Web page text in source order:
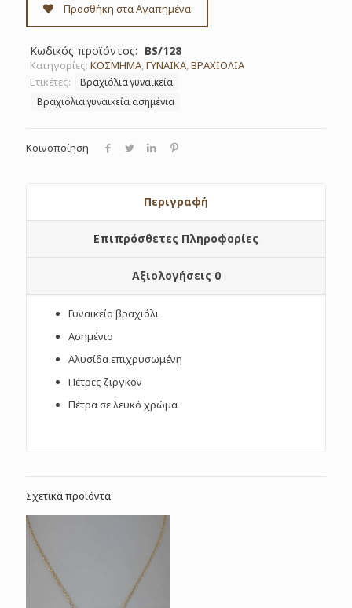
Προσθήκη στα Αγαπημένα
Κωδικός προϊόντος: BS/128
Κατηγορίες: ΚΟΣΜΗΜΑ,ΓΥΝΑΙΚΑ,ΒΡΑΧΙΟΛΙΑ
Ετικέτες:
Βραχιόλια γυναικεία
Βραχιόλια γυναικεία ασημένια
Κοινοποίηση
Περιγραφή
Επιπρόσθετες Πληροφορίες
Αξιολογήσεις 0
Γυναικείο βραχιόλι
Ασημένιο
Αλυσίδα επιχρυσωμένη
Πέτρες ζιργκόν
Πέτρα σε λευκό χρώμα
Σχετικά προϊόντα